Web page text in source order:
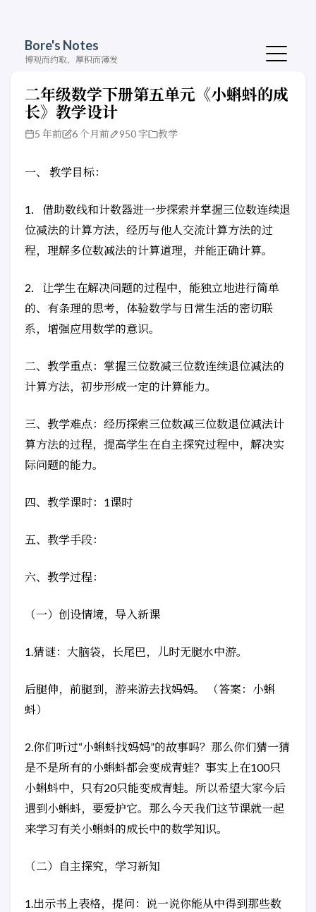
Bore's Notes
博观而约取，厚积而薄发
二年级数学下册第五单元《小蝌蚪的成
长》教学设计
5 年前 6 个月前 950 字 教学
一、 教学目标：
1．借助数线和计数器进一步探索并掌握三位数连续退
位减法的计算方法，经历与他人交流计算方法的过
程，理解多位数减法的计算道理，并能正确计算。
2．让学生在解决问题的过程中，能独立地进行简单
的、有条理的思考，体验数学与日常生活的密切联
系，增强应用数学的意识。
二、教学重点：掌握三位数减三位数连续退位减法的
计算方法，初步形成一定的计算能力。
三、教学难点：经历探索三位数减三位数退位减法计
算方法的过程，提高学生在自主探究过程中，解决实
际问题的能力。
四、教学课时：1课时
五、教学手段：
六、教学过程：
（一）创设情境，导入新课
1.猜谜：大脑袋，长尾巴，儿时无腿水中游。
后腿伸，前腿到，游来游去找妈妈。 （答案：小蝌
蚪）
2.你们听过“小蝌蚪找妈妈”的故事吗？那么你们猜一猜
是不是所有的小蝌蚪都会变成青蛙？事实上在100只
小蝌蚪中，只有20只能变成青蛙。所以希望大家今后
遇到小蝌蚪，要爱护它。那么今天我们这节课就一起
来学习有关小蝌蚪的成长中的数学知识。
（二）自主探究，学习新知
1.出示书上表格，提问：说一说你能从中得到那些数